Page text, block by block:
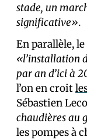
stade, un
significative».
En parallèle,
«l’installation
par an d’ici à
l’on en croit
Sébastien
chaudières au
les pompes à